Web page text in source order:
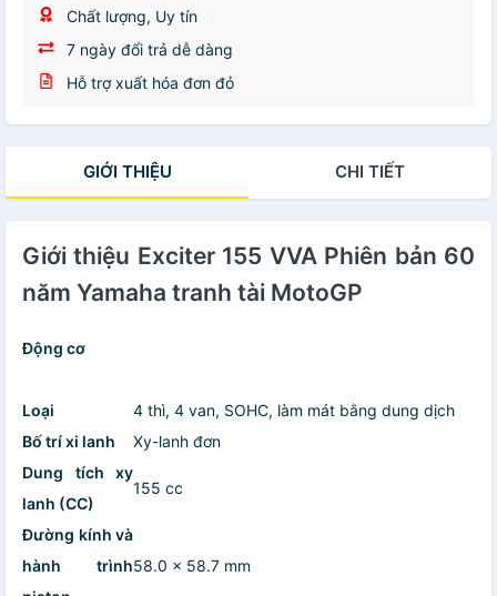
Chất lượng, Uy tín
7 ngày đổi trả dễ dàng
Hỗ trợ xuất hóa đơn đỏ
GIỚI THIỆU CHI TIẾT
Giới thiệu Exciter 155 VVA Phiên bản 60
năm Yamaha tranh tài MotoGP
Động cơ
Loại
4 thì, 4 van, SOHC, làm mát bằng dung dịch
Bố trí xi lanh
Xy-lanh đơn
Dung tích xy
lanh (CC)
155 cc
Đường kính và
hành trình58.0 × 58.7 mm